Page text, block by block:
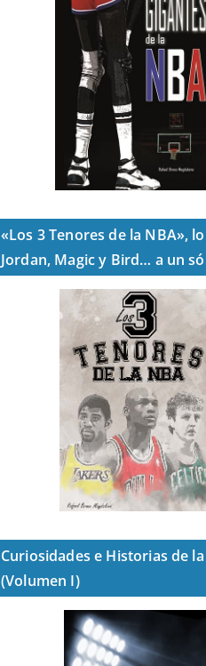
«Los 3 Tenores de la NBA»,
Jordan, Magic y Bird… a un
Curiosidades e Historias de
(Volumen I)